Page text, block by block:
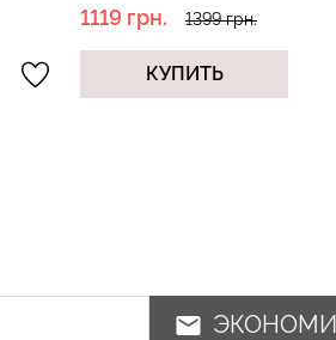
1119 грн. 1399 грн.
КУПИТЬ